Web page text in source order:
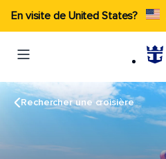
En visite de United States?
Rechercher une croisière